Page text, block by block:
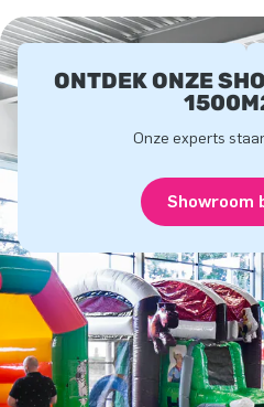
ONTDEK ONZE
Onze experts
Showroom